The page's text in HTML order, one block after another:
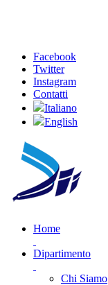
Facebook
Twitter
Instagram
Contatti
Italiano
English
Home
Dipartimento
Chi Siamo